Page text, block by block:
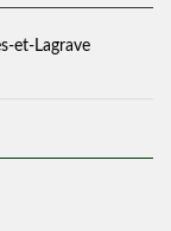
et-Lagrave